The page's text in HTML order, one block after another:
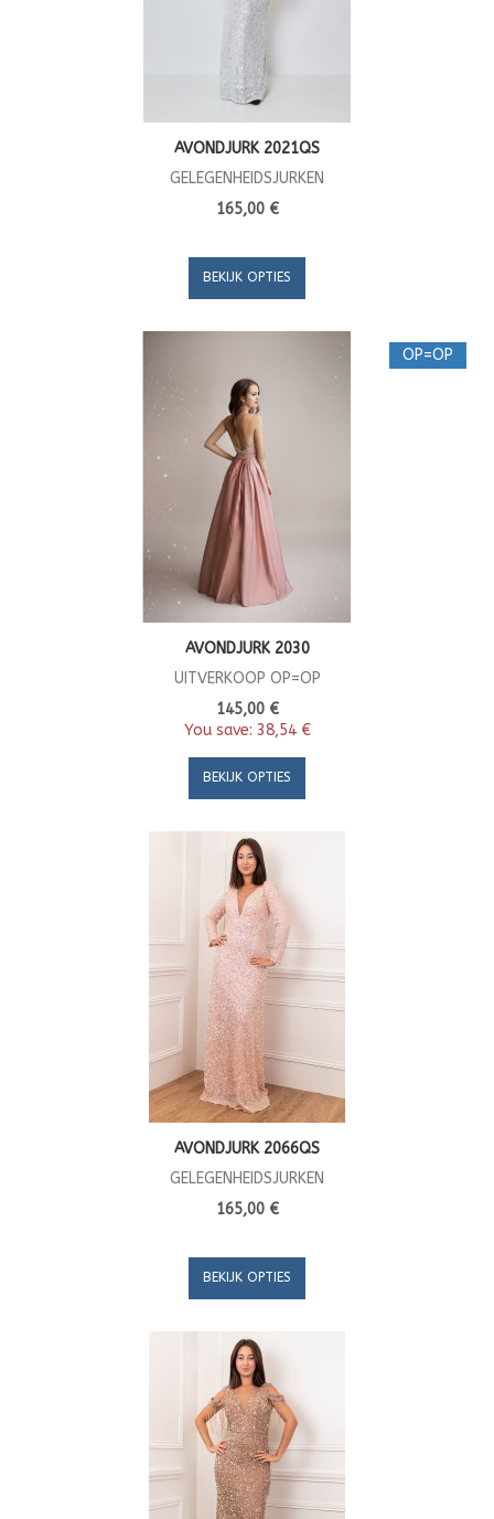
AVONDJURK 2021QS
GELEGENHEIDSJURKEN
165,00 €
BEKIJK OPTIES
OP=OP
AVONDJURK 2030
UITVERKOOP OP=OP
145,00 €
You save: 38,54 €
BEKIJK OPTIES
AVONDJURK 2066QS
GELEGENHEIDSJURKEN
165,00 €
BEKIJK OPTIES